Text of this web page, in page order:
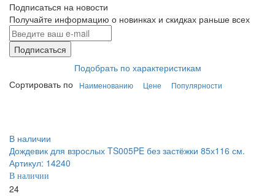
Подписаться на новости
Получайте информацию о новинках и скидках раньше всех
Подписаться
Подобрать по характеристикам
Сортировать по
Наименованию Цене Популярности
В наличии
Дождевик для взрослых TS005PE без застёжки 85х116 см.
Артикул: 14240
В наличии
24